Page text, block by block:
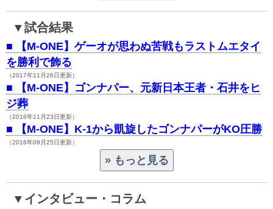
試合結果
■
【M-ONE】ゲーオが思わぬ苦戦もラストムエタイ
を勝利で飾る
（2017年11月26日更新）
■
【M-ONE】ゴンナパー、元新日本王者・石井をヒ
ジ葬
（2016年11月23日更新）
■ 【M-ONE】K-1から凱旋したゴンナパーがKO圧勝
（2016年09月25日更新）
インタビュー・コラム